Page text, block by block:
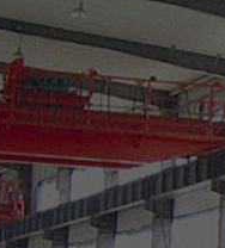
moldes para diferentes
peças de trabalho.